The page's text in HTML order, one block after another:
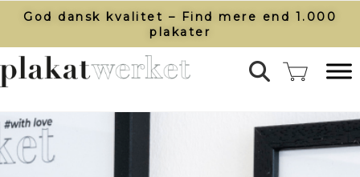
God dansk kvalitet – Find mere end 1.000
plakater​